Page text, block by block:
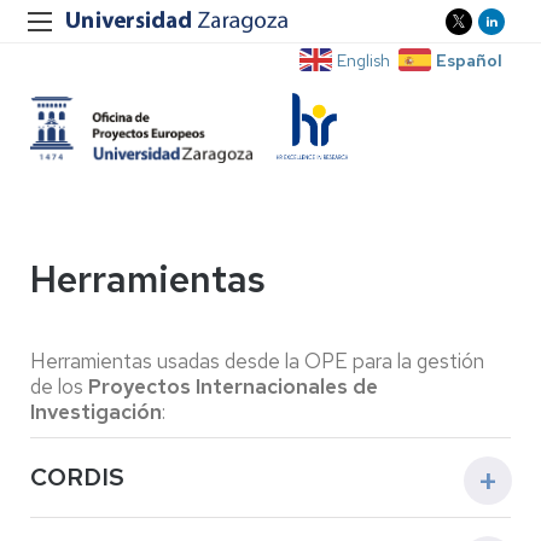
English Español
Herramientas
Herramientas usadas desde la OPE para la gestión
de los Proyectos Internacionales de
Investigación:
CORDIS